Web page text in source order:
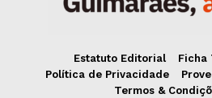
Estatuto Editorial
Ficha
Política de Privacidade
Termos &